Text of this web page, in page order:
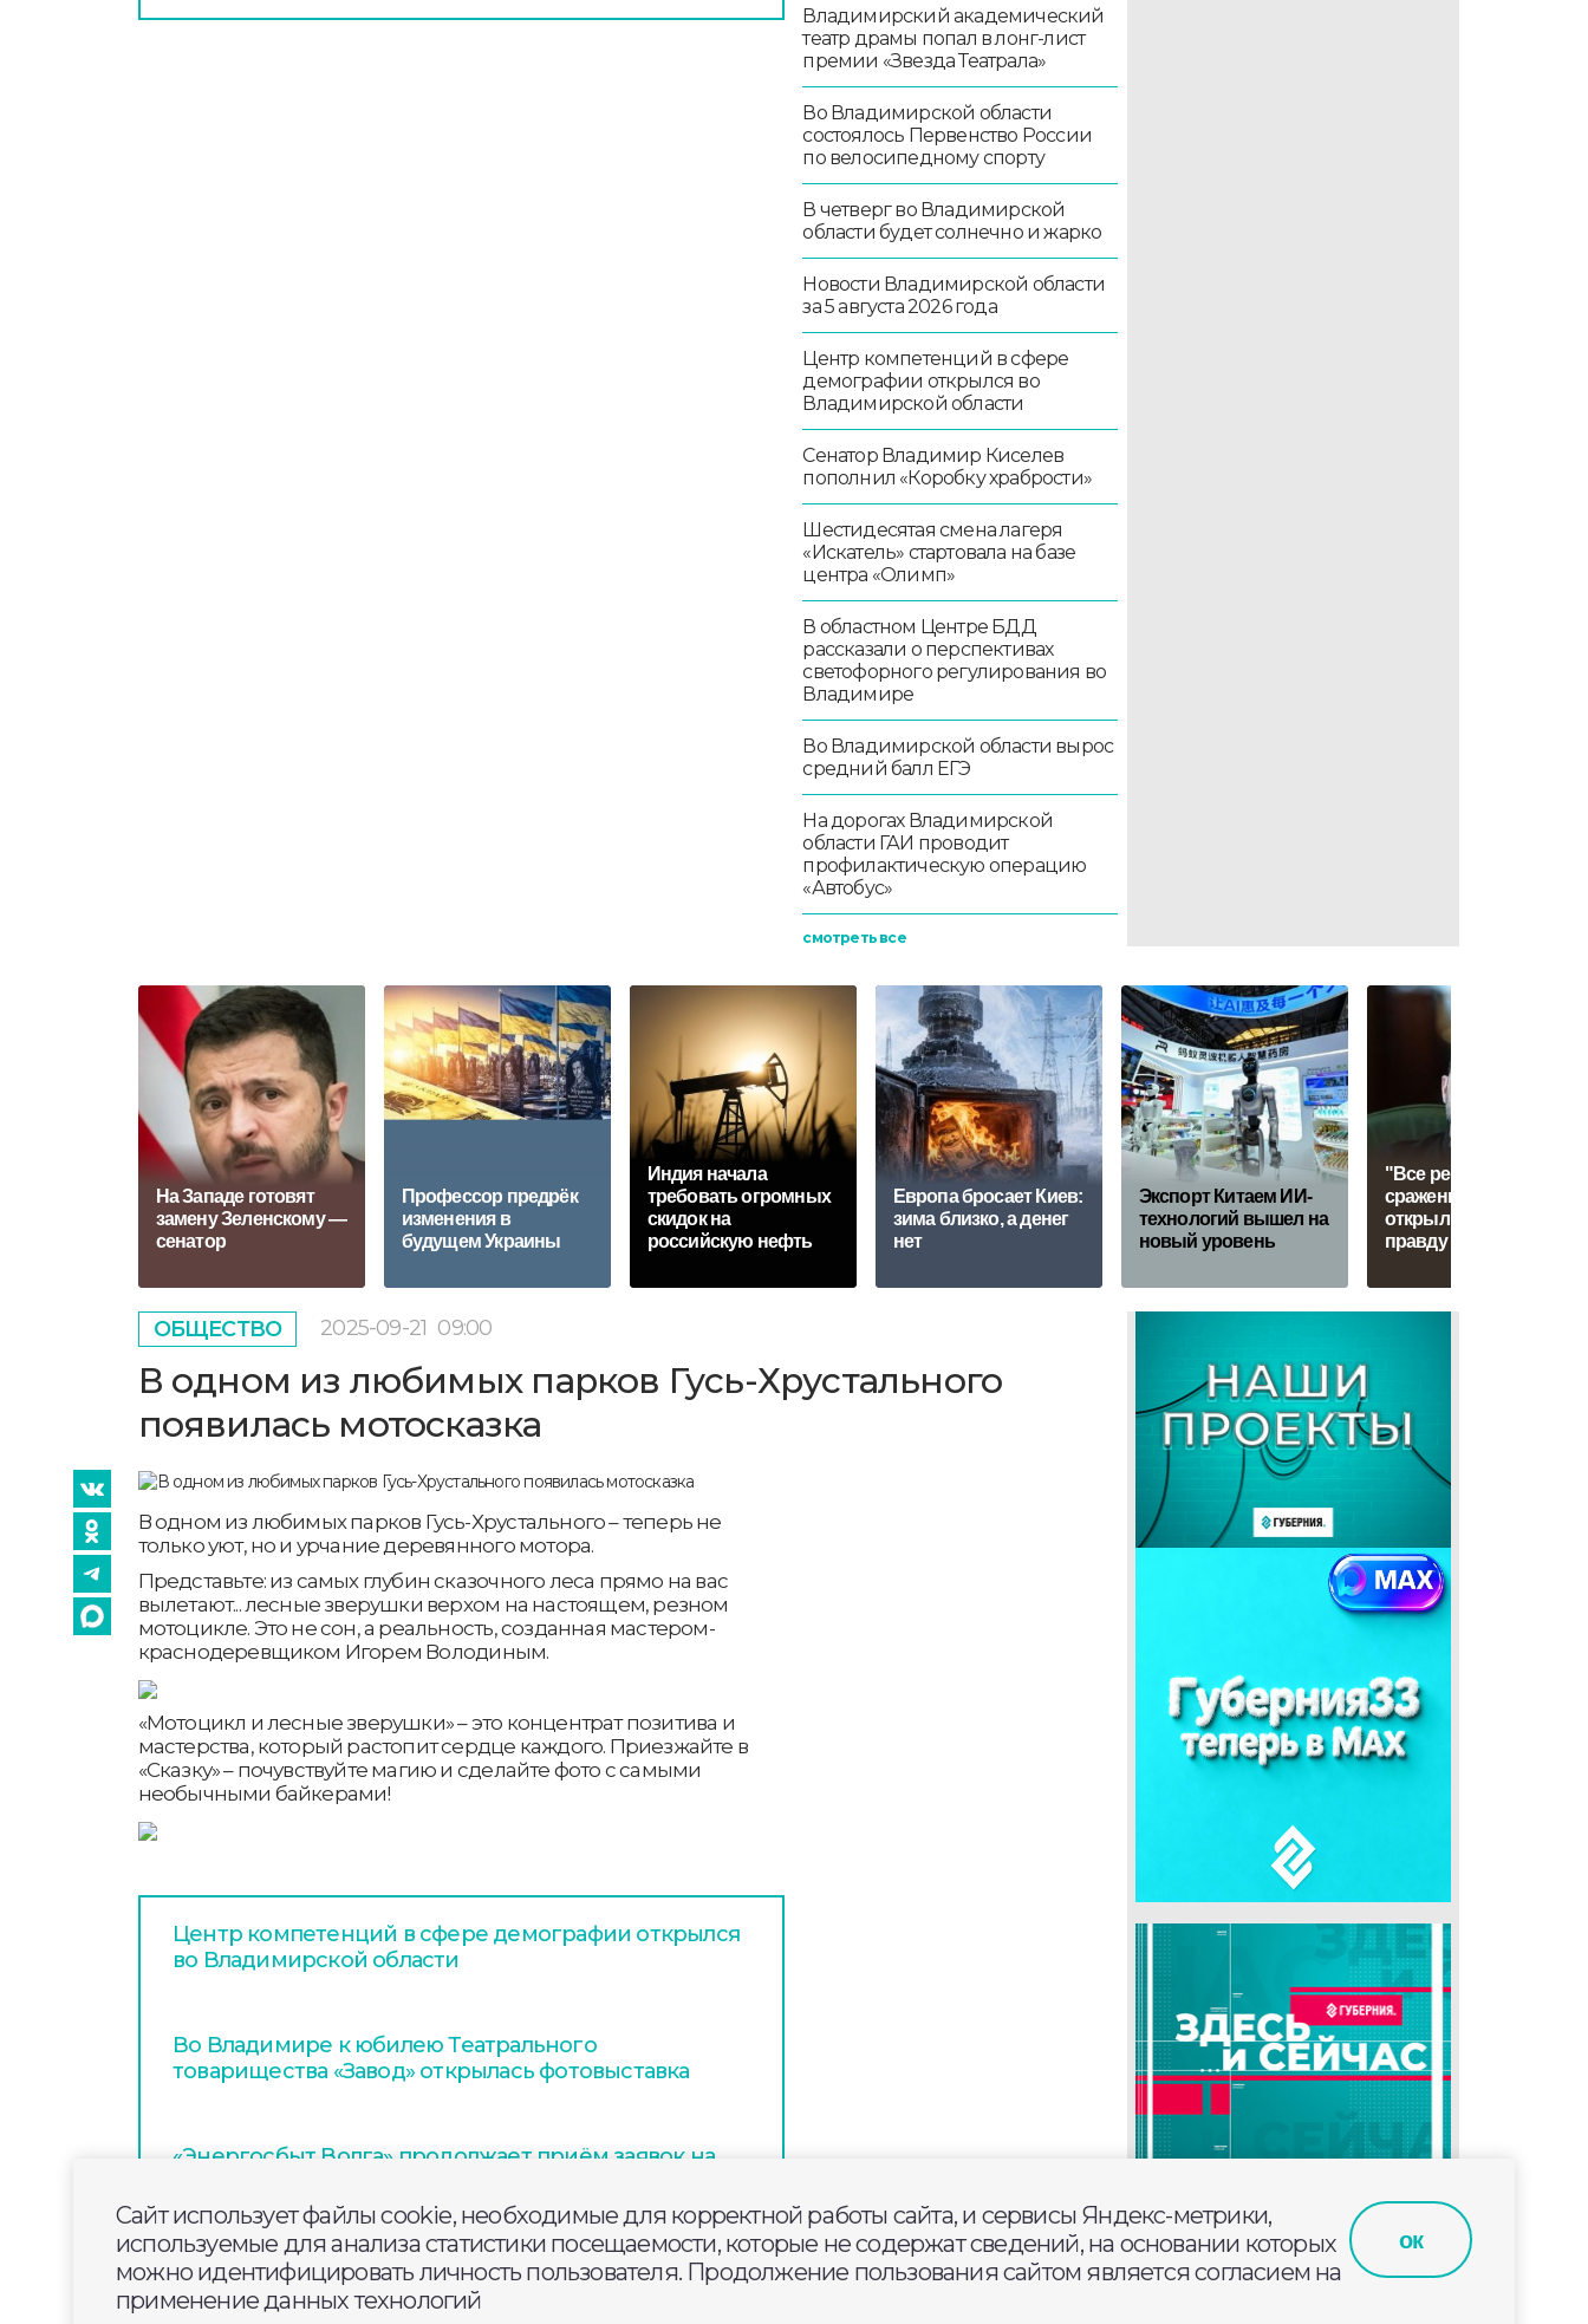
Владимирский академический
театр драмы попал в лонг-лист
премии «Звезда Театрала»
Во Владимирской области
состоялось Первенство России
по велосипедному спорту
В четверг во Владимирской
области будет солнечно и жарко
Новости Владимирской области
за 5 августа 2026 года
Центр компетенций в сфере
демографии открылся во
Владимирской области
Сенатор Владимир Киселев
пополнил «Коробку храбрости»
Шестидесятая смена лагеря
«Искатель» стартовала на базе
центра «Олимп»
В областном Центре БДД
рассказали о перспективах
светофорного регулирования во
Владимире
Во Владимирской области вырос
средний балл ЕГЭ
На дорогах Владимирской
области ГАИ проводит
профилактическую операцию
«Автобус»
смотреть все
На Западе готовят
замену Зеленскому —
сенатор
Профессор предрёк
изменения в
будущем Украины
Индия начала
требовать огромных
скидок на
российскую нефть
Европа бросает Киев:
зима близко, а денег
нет
Экспорт Китаем ИИ-
технологий вышел на
новый уровень
"Все решит одно
сражение". Зеленский
открыл страшную
правду
ОБЩЕСТВО 2025-09-21 09:00
В одном из любимых парков Гусь-Хрустального
появилась мотосказка
В одном из любимых парков Гусь-Хрустального – теперь не
только уют, но и урчание деревянного мотора.
Представьте: из самых глубин сказочного леса прямо на вас
вылетают... лесные зверушки верхом на настоящем, резном
мотоцикле. Это не сон, а реальность, созданная мастером-
краснодеревщиком Игорем Володиным.
«Мотоцикл и лесные зверушки» – это концентрат позитива и
мастерства, который растопит сердце каждого. Приезжайте в
«Сказку» – почувствуйте магию и сделайте фото с самыми
необычными байкерами!
Центр компетенций в сфере демографии открылся
во Владимирской области
Во Владимире к юбилею Театрального
товарищества «Завод» открылась фотовыставка
«Энергосбыт Волга» продолжает приём заявок на
Сайт использует файлы cookie, необходимые для корректной работы сайта, и сервисы Яндекс-метрики,
используемые для анализа статистики посещаемости, которые не содержат сведений, на основании которых
можно идентифицировать личность пользователя. Продолжение пользования сайтом является согласием на
применение данных технологий
ок